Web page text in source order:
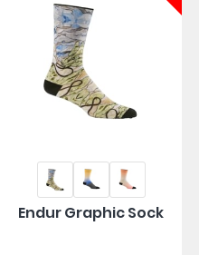
Endur Graphic Sock